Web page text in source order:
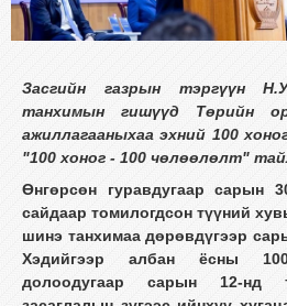
Засгийн газрын тэргүүн
танхимын гишүүд Төрийн
ажиллагааныхаа эхний 100
"100 хоног - 100 чөлөөлөлт"
Өнгөрсөн гуравдугаар сарын
сайдаар томилогдсон түүний
шинэ танхимаа дөрөвдүгээр
Хэдийгээр албан ёсны
долоодугаар сарын 12-нд